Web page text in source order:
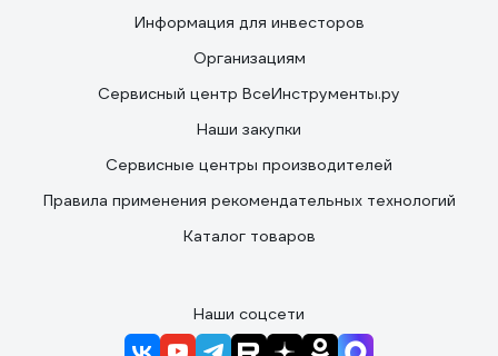
Информация для инвесторов
Организациям
Сервисный центр ВсеИнструменты.ру
Наши закупки
Сервисные центры производителей
Правила применения рекомендательных технологий
Каталог товаров
Наши соцсети